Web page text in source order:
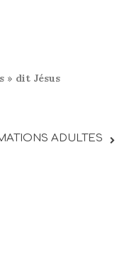
» dit Jésus
ADULTES